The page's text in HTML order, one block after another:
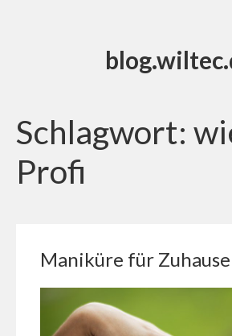
Schlagwort:
Profi
Maniküre für Zuhause